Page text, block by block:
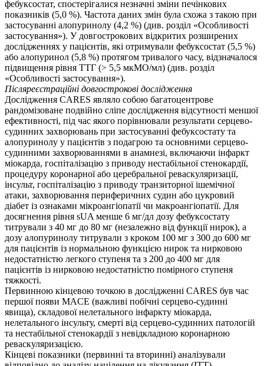
фебуксостат, спостерігалися незначні зміни печінкових
показників (5,0 %). Частота даних змін була схожа з такою при
застосуванні алопуринолу (4,2 %) (див. розділ «Особливості
застосування»). У довгострокових відкритих розширених
дослідженнях у пацієнтів, які отримували фебуксостат (5,5 %)
або алопуринол (5,8 %) протягом тривалого часу, відзначалося
підвищення рівня ТТГ (> 5,5 мкМО/мл) (див. розділ
«Особливості застосування»).
Післяреєстраційні довгострокові дослідження
Дослідження CARES являло собою багатоцентрове
рандомізоване подвійно сліпе дослідження відсутності меншої
ефективності, під час якого порівнювали результати серцево-
судинних захворювань при застосуванні фебуксостату та
алопуринолу у пацієнтів з подагрою та основними серцево-
судинними захворюваннями в анамнезі, включаючи інфаркт
міокарда, госпіталізацію з приводу нестабільної стенокардії,
процедуру коронарної або церебральної реваскуляризації,
інсульт, госпіталізацію з приводу транзиторної ішемічної
атаки, захворювання периферичних судин або цукровий
діабет із ознаками мікроангіопатії чи макроангіопатії. Для
досягнення рівня sUA менше 6 мг/дл дозу фебуксостату
титрували з 40 мг до 80 мг (незалежно від функції нирок), а
дозу алопуринолу титрували з кроком 100 мг з 300 до 600 мг
для пацієнтів із нормальною функцією нирок та нирковою
недостатністю легкого ступеня та з 200 до 400 мг для
пацієнтів із нирковою недостатністю помірного ступеня
тяжкості.
Первинною кінцевою точкою в дослідженні CARES був час
першої появи MACE (важливі побічні серцево-судинні
явища), складової нелетального інфаркту міокарда,
нелетального інсульту, смерті від серцево-судинних патологій
та нестабільної стенокардії з невідкладною коронарною
реваскуляризацією.
Кінцеві показники (первинні та вторинні) аналізували